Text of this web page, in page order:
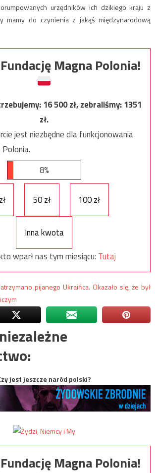
urzędników ich dzikiego kraju z
mamy do czynienia z jakąś międzynarodową
Magna Polonia!
16 500zł, zebraliśmy:1351
zł.
jest niezbędne dla funkcjonowania
8%
50 zł 100 zł
Inna kwota
wparł nas tym miesiącu: Tutaj
pijanego Ukraińca. Okazało się, że był
jest jeszcze naród polski?
Magna Polonia!